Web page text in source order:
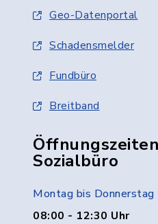
Geo-Datenportal
Schadensmelder
Fundbüro
Breitband
Sozialbüro
Montag bis Donnerstag
08:00 - 12:30 Uhr